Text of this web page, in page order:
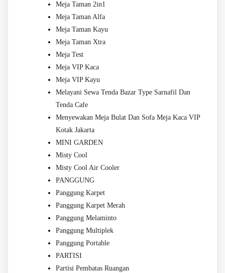
Meja Taman 2in1
Meja Taman Alfa
Meja Taman Kayu
Meja Taman Xtra
Meja Test
Meja VIP Kaca
Meja VIP Kayu
Melayani Sewa Tenda Bazar Type Sarnafil Dan
Tenda Cafe
Menyewakan Meja Bulat Dan Sofa Meja Kaca VIP
Kotak Jakarta
MINI GARDEN
Misty Cool
Misty Cool Air Cooler
PANGGUNG
Panggung Karpet
Panggung Karpet Merah
Panggung Melaminto
Panggung Multiplek
Panggung Portable
PARTISI
Partisi Pembatas Ruangan